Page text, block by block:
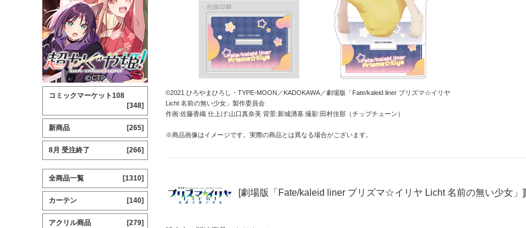
©2021 ひろやまひろし・TYPE-MOON／KADOKAWA／劇場版「Fate/kaleid liner プリズマ☆イリヤ
Licht 名前の無い少女」製作委員会
作画:佐藤香織 仕上げ:山口真奈美 背景:新城湧基 撮影:田村佳那（チップチューン）
※商品画像はイメージです。実際の商品とは異なる場合がございます。
[劇場版「Fate/kaleid liner プリズマ☆イリヤ Licht 名前の無い少女」
コミックマーケット108
[348]
新商品 [265]
8月 受注終了 [266]
全商品一覧 [1310]
カーテン [140]
アクリル商品 [279]